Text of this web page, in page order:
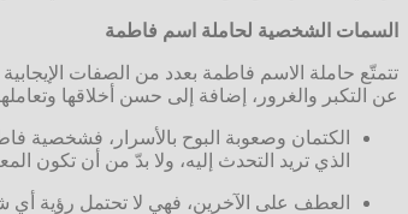
السمات الشخصية لحاملة اسم فاطمة
تتمتّع حاملة الاسم فاطمة بعدد من الصفات
عن التكبر والغرور، إضافة إلى حسن أخلاقها
الكتمان وصعوبة البوح بالأسرار،
الذي تريد التحدث إليه، ولا بدّ من أن تكون
العطف على الآخرين، فهي لا تحتمل رؤية